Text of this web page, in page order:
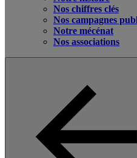
Nos chiffres clés
Nos campagnes
Notre mécénat
Nos associations